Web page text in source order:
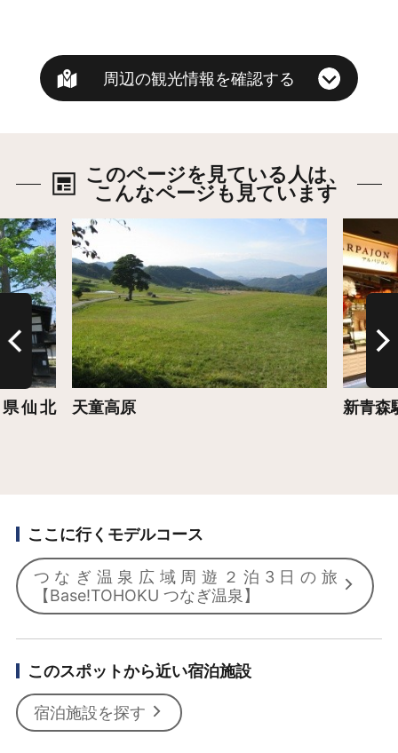
周辺の観光情報を確認する
このページを見ている人は、
こんなページも見ています
仙北 天童高原
詳細はこちら
新青森
詳細は
ここに行くモデルコース
つなぎ温泉広域周遊２泊3日の旅
【Base!TOHOKU つなぎ温泉】
このスポットから近い宿泊施設
宿泊施設を探す